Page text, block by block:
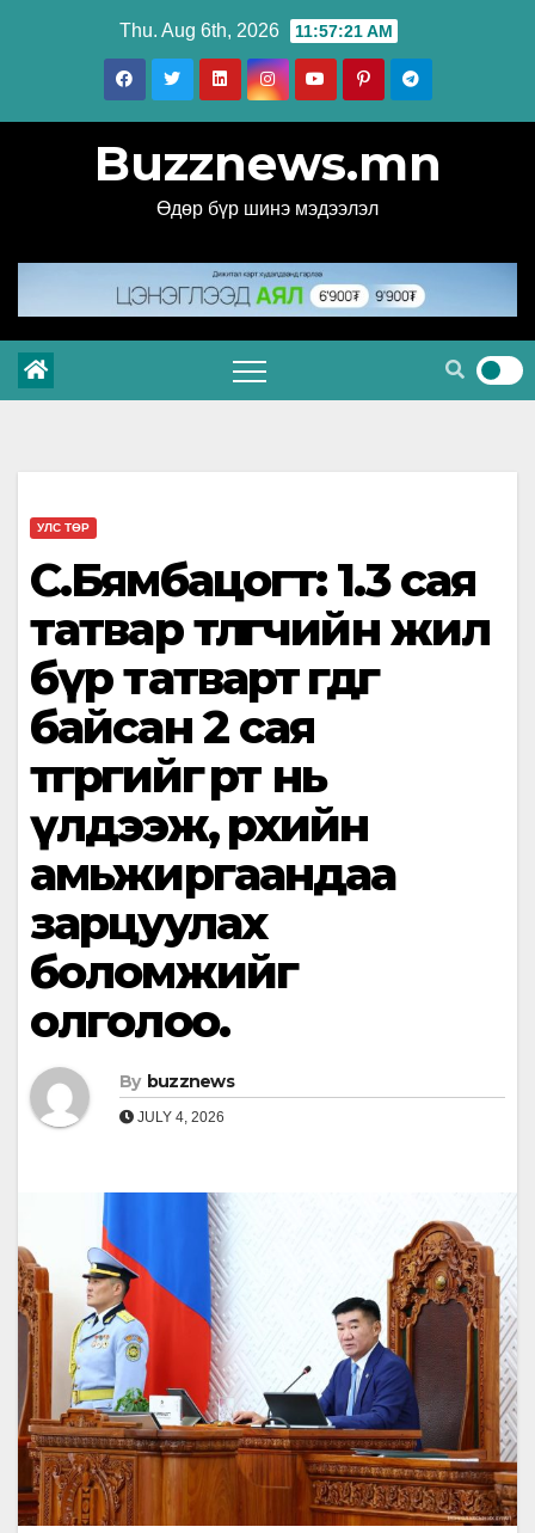
Thu. Aug 6th, 2026 11:57:22 AM
Buzznews.mn
Өдөр бүр шинэ мэдээлэл
УЛС ТӨР
С.Бямбацогт: 1.3 сая
татвар төлөгчийн жил
бүр татварт өгдөг
байсан 2 сая
төгрөгийг өөрт нь
үлдээж, өрхийн
амьжиргаандаа
зарцуулах
боломжийг
олголоо.
By buzznews
JULY 4, 2026